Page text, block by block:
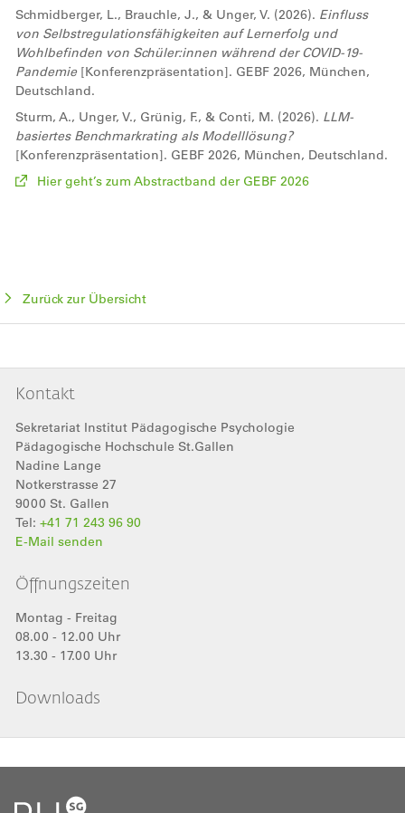
Schmidberger, L., Brauchle, J., & Unger, V. (2026). Einfluss
von Selbstregulationsfähigkeiten auf Lernerfolg und
Wohlbefinden von Schüler:innen während der COVID-19-
Pandemie [Konferenzpräsentation]. GEBF 2026, München,
Deutschland.
Sturm, A., Unger, V., Grünig, F., & Conti, M. (2026). LLM-
basiertes Benchmarkrating als Modelllösung?
[Konferenzpräsentation]. GEBF 2026, München, Deutschland.
Hier geht’s zum Abstractband der GEBF 2026
Zurück zur Übersicht
Kontakt
Sekretariat Institut Pädagogische Psychologie
Pädagogische Hochschule St.Gallen
Nadine Lange
Notkerstrasse 27
9000 St. Gallen
Tel: +41 71 243 96 90
E-Mail senden
Öffnungszeiten
Montag - Freitag
08.00 - 12.00 Uhr
13.30 - 17.00 Uhr
Downloads